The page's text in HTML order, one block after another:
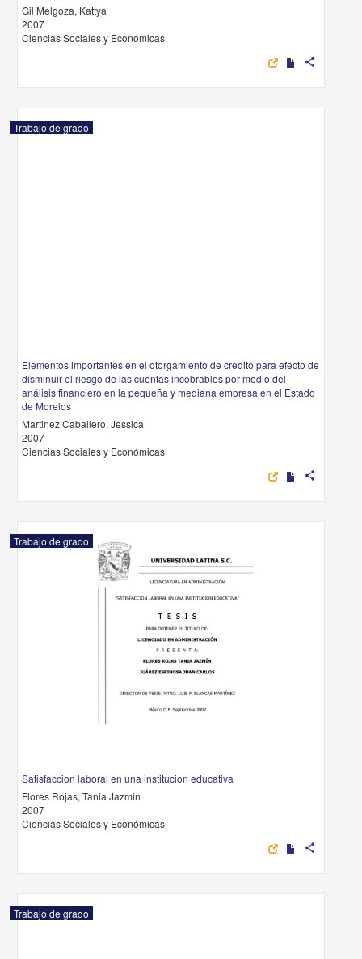
Gil Melgoza, Kattya
2007
Ciencias Sociales y Económicas
share
Trabajo de grado
Elementos importantes en el otorgamiento de credito para efecto de
disminuir el riesgo de las cuentas incobrables por medio del
análisis financiero en la pequeña y mediana empresa en el Estado
de Morelos
Martinez Caballero, Jessica
2007
Ciencias Sociales y Económicas
share
Trabajo de grado
Satisfaccion laboral en una institucion educativa
Flores Rojas, Tania Jazmin
2007
Ciencias Sociales y Económicas
share
Trabajo de grado